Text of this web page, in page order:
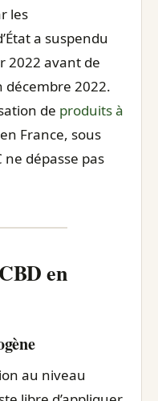
les
a suspendu
2022 avant de
décembre 2022.
de produits à
France, sous
ne dépasse pas
en
au niveau